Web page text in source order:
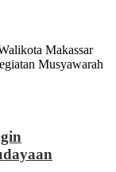
Makassar
Musyawarah